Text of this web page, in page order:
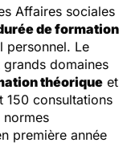
Affaires sociales
de formation
personnel. Le
domaines
théorique et
150 consultations
normes
première année